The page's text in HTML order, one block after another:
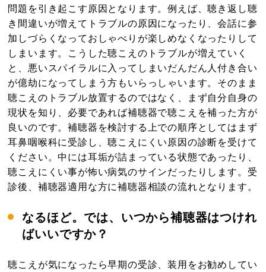
問題を引き起こす原因となります。例えば、聴き返し聴
き間違いが増えてトラブルの原因になったり、会話に参
加しづらくなっておしゃべりが楽しめなくなったりして
しまいます。こうした聴こえのトラブルが増えていく
と、悪いスパイラルに入ってしまいだんだん人付き合い
が億劫になってしまう方もいらっしゃいます。そのまま
聴こえのトラブル放置するのではなく、まず自分自身の
現状を知り、必要であれば補聴器で聴こえを補った方が
良いのです。補聴器を検討する上での順序としてはまず
耳鼻咽喉科に受診し、聴こえにくい原因の診断を受けて
ください。中には耳垢が詰まっている状態であったり、
聴こえにくい事が怖い病気のサインだったりします。受
診後、補聴器適用な方に補聴器相談の流れとなります。
なるほど。では、いつから補聴器はつけれ
ばいいですか？
聴こえが気になったら早期の受診、装用をお勧めしてい